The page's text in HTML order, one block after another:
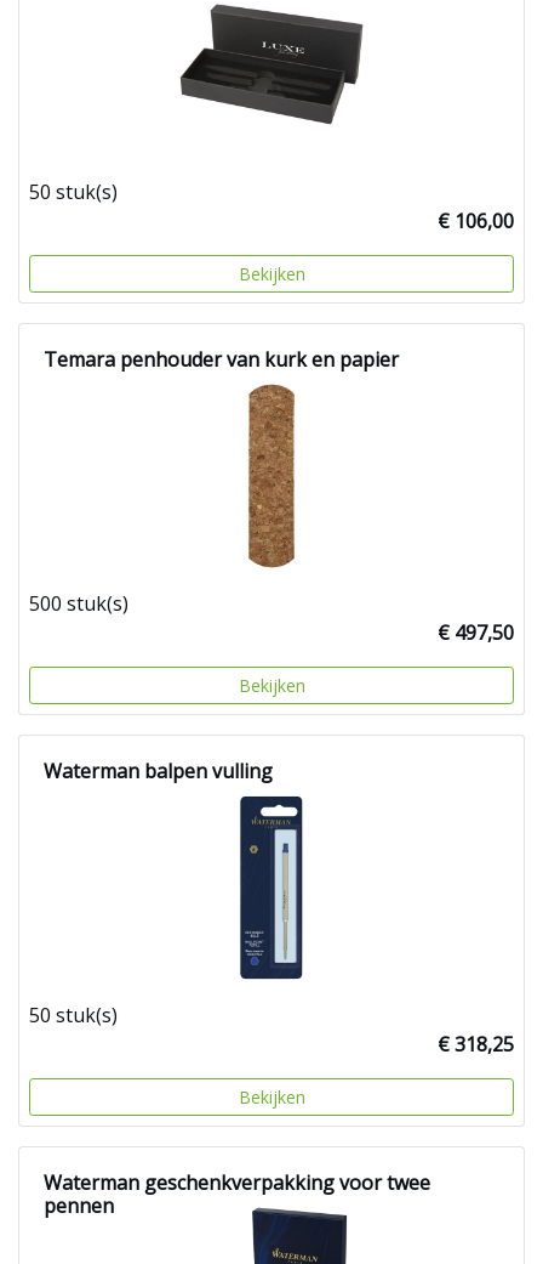
50 stuk(s)
€ 106,00
Bekijken
Temara penhouder van kurk en papier
500 stuk(s)
€ 497,50
Bekijken
Waterman balpen vulling
50 stuk(s)
€ 318,25
Bekijken
Waterman geschenkverpakking voor twee
pennen